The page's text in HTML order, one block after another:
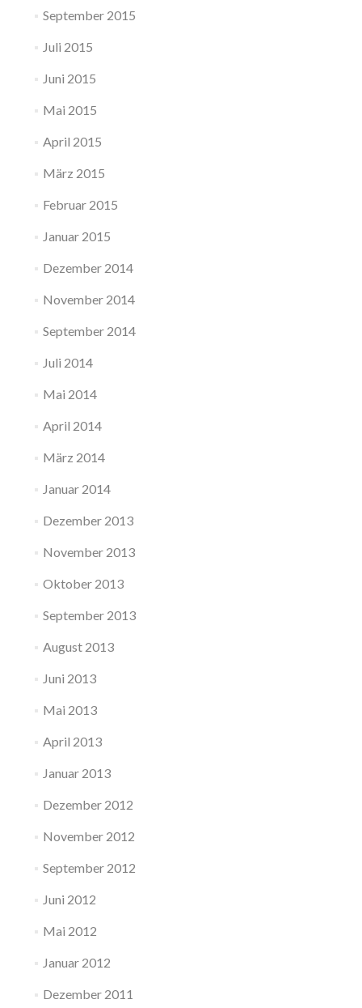
September 2015
Juli 2015
Juni 2015
Mai 2015
April 2015
März 2015
Februar 2015
Januar 2015
Dezember 2014
November 2014
September 2014
Juli 2014
Mai 2014
April 2014
März 2014
Januar 2014
Dezember 2013
November 2013
Oktober 2013
September 2013
August 2013
Juni 2013
Mai 2013
April 2013
Januar 2013
Dezember 2012
November 2012
September 2012
Juni 2012
Mai 2012
Januar 2012
Dezember 2011